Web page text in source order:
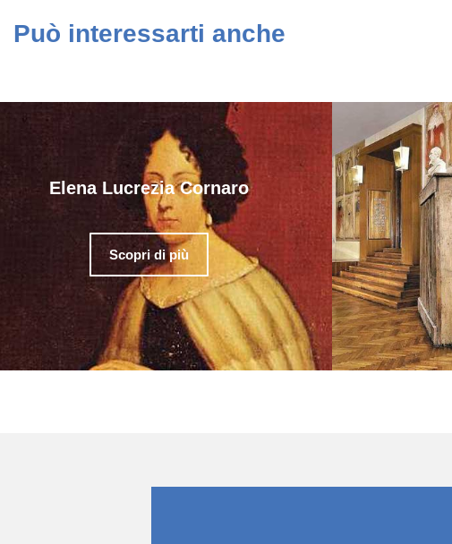
Può interessarti anche
Elena Lucrezia Cornaro
Scopri di più